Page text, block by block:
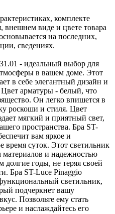
комплекте
внешнем виде и цвете товара
на последних,
сведениях.
- идеальный выбор для
в вашем доме. Этот
в себе элегантный дизайн и
арматуры - белый, что
Он легко впишется в
роскоши и стиля. Цвет
мягкий и приятный свет,
пространства. Бра ST-
вам яркое и
суток. Этот светильник
материалов и надежностью
годы, не теряя своей
Бра ST-Luce Pinaggio
светильник,
подчеркнет вашу
Позвольте ему стать
и наслаждайтесь его